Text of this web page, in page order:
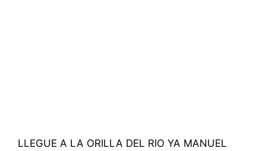
LLEGUE A LA ORILLA DEL RIO YA MANUEL